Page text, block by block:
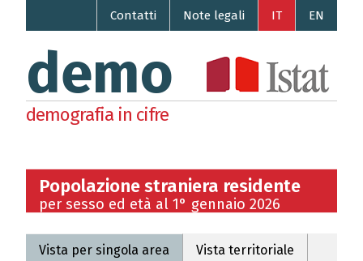
EN
IT
Note legali
Contatti
demo
demografia in cifre
Popolazione straniera residente
per sesso ed età al 1° gennaio 2026
Vista per singola area Vista territoriale